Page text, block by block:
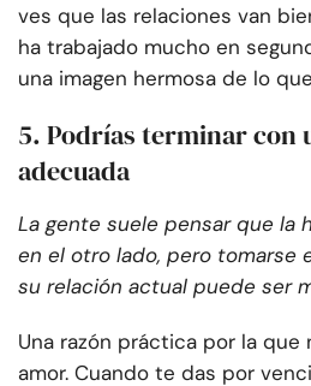
ves que las relaciones van
ha trabajado mucho en
una imagen hermosa de lo
5. Podrías terminar con
adecuada
La gente suele pensar que la
en el otro lado, pero tomarse
su relación actual puede ser
Una razón práctica por la que
amor. Cuando te das por